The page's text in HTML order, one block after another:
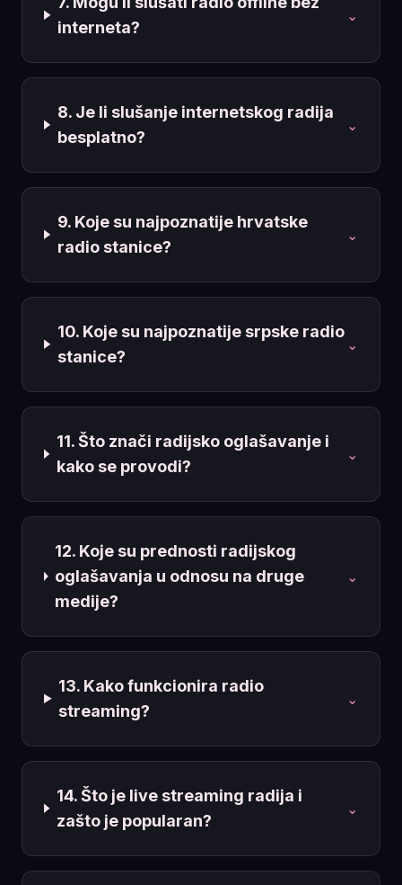
interneta?
⌄
8. Je li slušanje internetskog radija
besplatno?
⌄
9. Koje su najpoznatije hrvatske
radio stanice?
⌄
10. Koje su najpoznatije srpske radio
stanice?
⌄
11. Što znači radijsko oglašavanje i
kako se provodi?
⌄
12. Koje su prednosti radijskog
oglašavanja u odnosu na druge
medije?
⌄
13. Kako funkcionira radio
streaming?
⌄
14. Što je live streaming radija i
zašto je popularan?
⌄